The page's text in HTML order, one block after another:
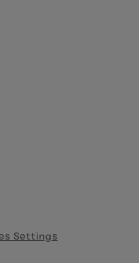
Settings